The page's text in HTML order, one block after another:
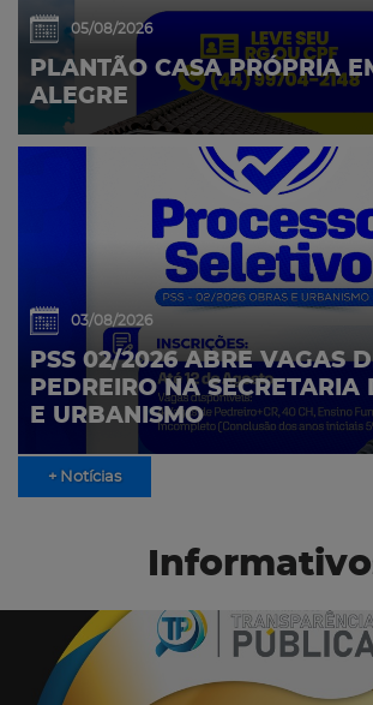
05/08/2026
PLANTÃO CASA PRÓPRIA
ALEGRE
03/08/2026
PSS 02/2026 ABRE VAGAS
PEDREIRO NA SECRETARIA
E URBANISMO
+ Notícias